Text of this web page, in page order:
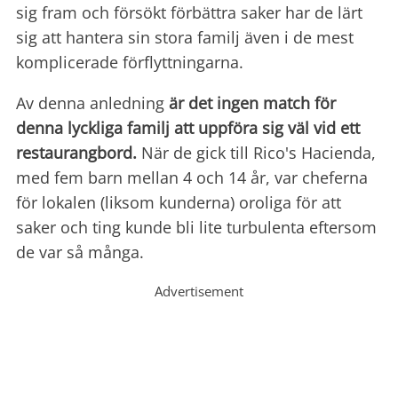
sig fram och försökt förbättra saker har de lärt
sig att hantera sin stora familj även i de mest
komplicerade förflyttningarna.
Av denna anledning är det ingen match för
denna lyckliga familj att uppföra sig väl vid ett
restaurangbord. När de gick till Rico's Hacienda,
med fem barn mellan 4 och 14 år, var cheferna
för lokalen (liksom kunderna) oroliga för att
saker och ting kunde bli lite turbulenta eftersom
de var så många.
Advertisement